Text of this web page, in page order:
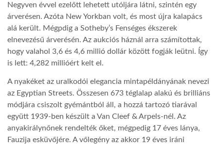
Negyven évvel ezelőtt lehetett utóljára látni, szintén egy
árverésen. Azóta New Yorkban volt, és most újra kalapács
alá került. Mégpdig a Sotheby’s Fenséges ékszerek
elnevezésű árverésén. Az aukciós háznál arra számítottak,
hogy valahol 3,6 és 4,6 millió dollár között fogják leütni. Így
is lett: 4,282 millióért kelt el.
A nyakéket az uralkodói elegancia mintapéldányának nevezi
az Egyptian Streets. Összesen 673 téglalap alakú és brilliáns
módjára csiszolt gyémántból áll, a hozzá tartozó tiarával
együtt 1939-ben készült a Van Cleef & Arpels-nél. Az
anyakirálynőnek rendelték őket, mégpedig 17 éves lánya,
Fauzija esküvőjére. A vőlegény az akkor 19 éves iráni